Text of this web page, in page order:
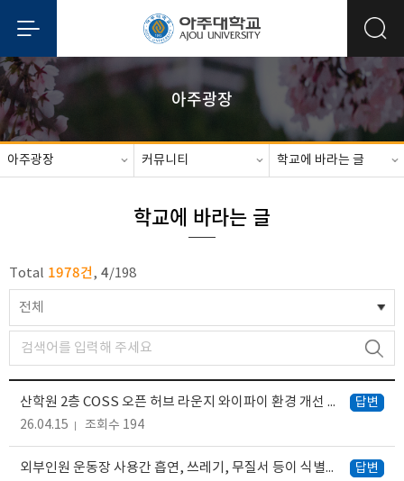
아주광장
아주광장 커뮤니티 학교에 바라는 글
학교에 바라는 글
Total 1978건, 4/198
전체
산학원 2층 COSS 오픈 허브 라운지 와이파이 환경 개선 요청
답변
26.04.15
조회수 194
외부인원 운동장 사용간 흡연, 쓰레기, 무질서 등이 식별되는데 관리대책이 있었으면 좋겠습니다.
답변